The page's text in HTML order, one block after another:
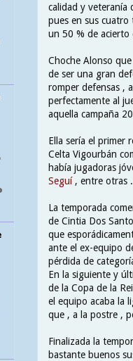
calidad y veteranía
pues en sus cuatro
un 50 % de acierto
Choche Alonso
de ser una gran
romper defensas ,
perfectamente al
aquella campaña
Ella sería el primer
Celta Vigourbán
había jugadoras
Seguí, entre otras .
La temporada
de Cintia Dos
que
ante el ex-equipo
pérdida de
En la siguiente y
de la Copa de la
el equipo acaba la
que , a la postre ,
Finalizada la
bastante buenos